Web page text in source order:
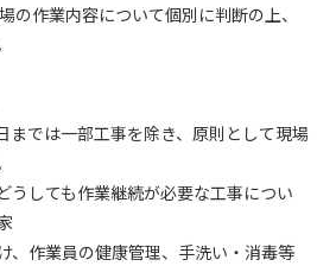
の作業内容について個別に判断の上、
では一部工事を除き、原則として現場
うしても作業継続が必要な工事につい
作業員の健康管理、手洗い・消毒等